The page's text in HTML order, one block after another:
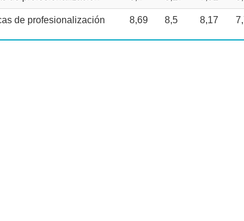
de profesionalización 8,69 8,5 8,17